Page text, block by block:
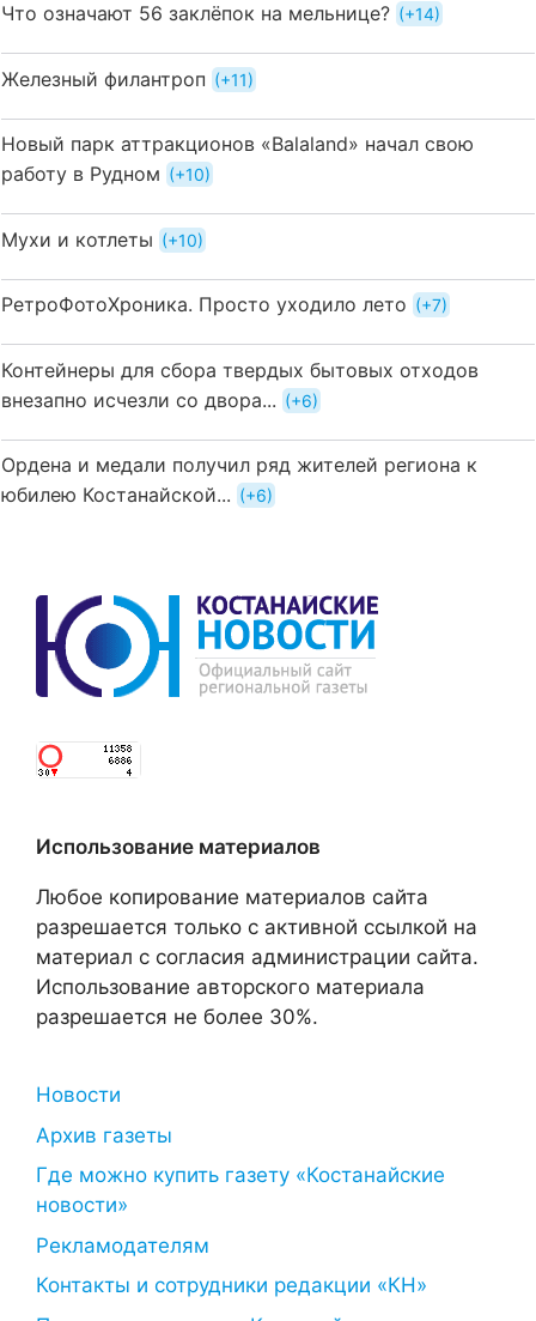
Что означают 56 заклёпок на мельнице? +14
Железный филантроп +11
Новый парк аттракционов «Balaland» начал свою
работу в Рудном
+10
Мухи и котлеты +10
РетроФотоХроника. Просто уходило лето +7
Контейнеры для сбора твердых бытовых отходов
внезапно исчезли со двора...
+6
Ордена и медали получил ряд жителей региона к
юбилею Костанайской...
+6
Использование материалов
Любое копирование материалов сайта
разрешается только с активной ссылкой на
материал с согласия администрации сайта.
Использование авторского материала
разрешается не более 30%.
Новости
Архив газеты
Где можно купить газету «Костанайские
новости»
Рекламодателям
Контакты и сотрудники редакции «КН»